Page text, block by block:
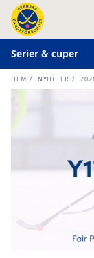
Serier & cuper
HEM / NYHETER /